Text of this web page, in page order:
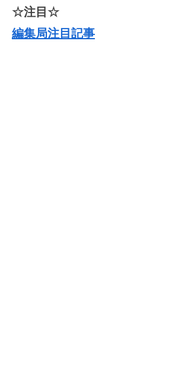
☆注目☆
編集局注目記事